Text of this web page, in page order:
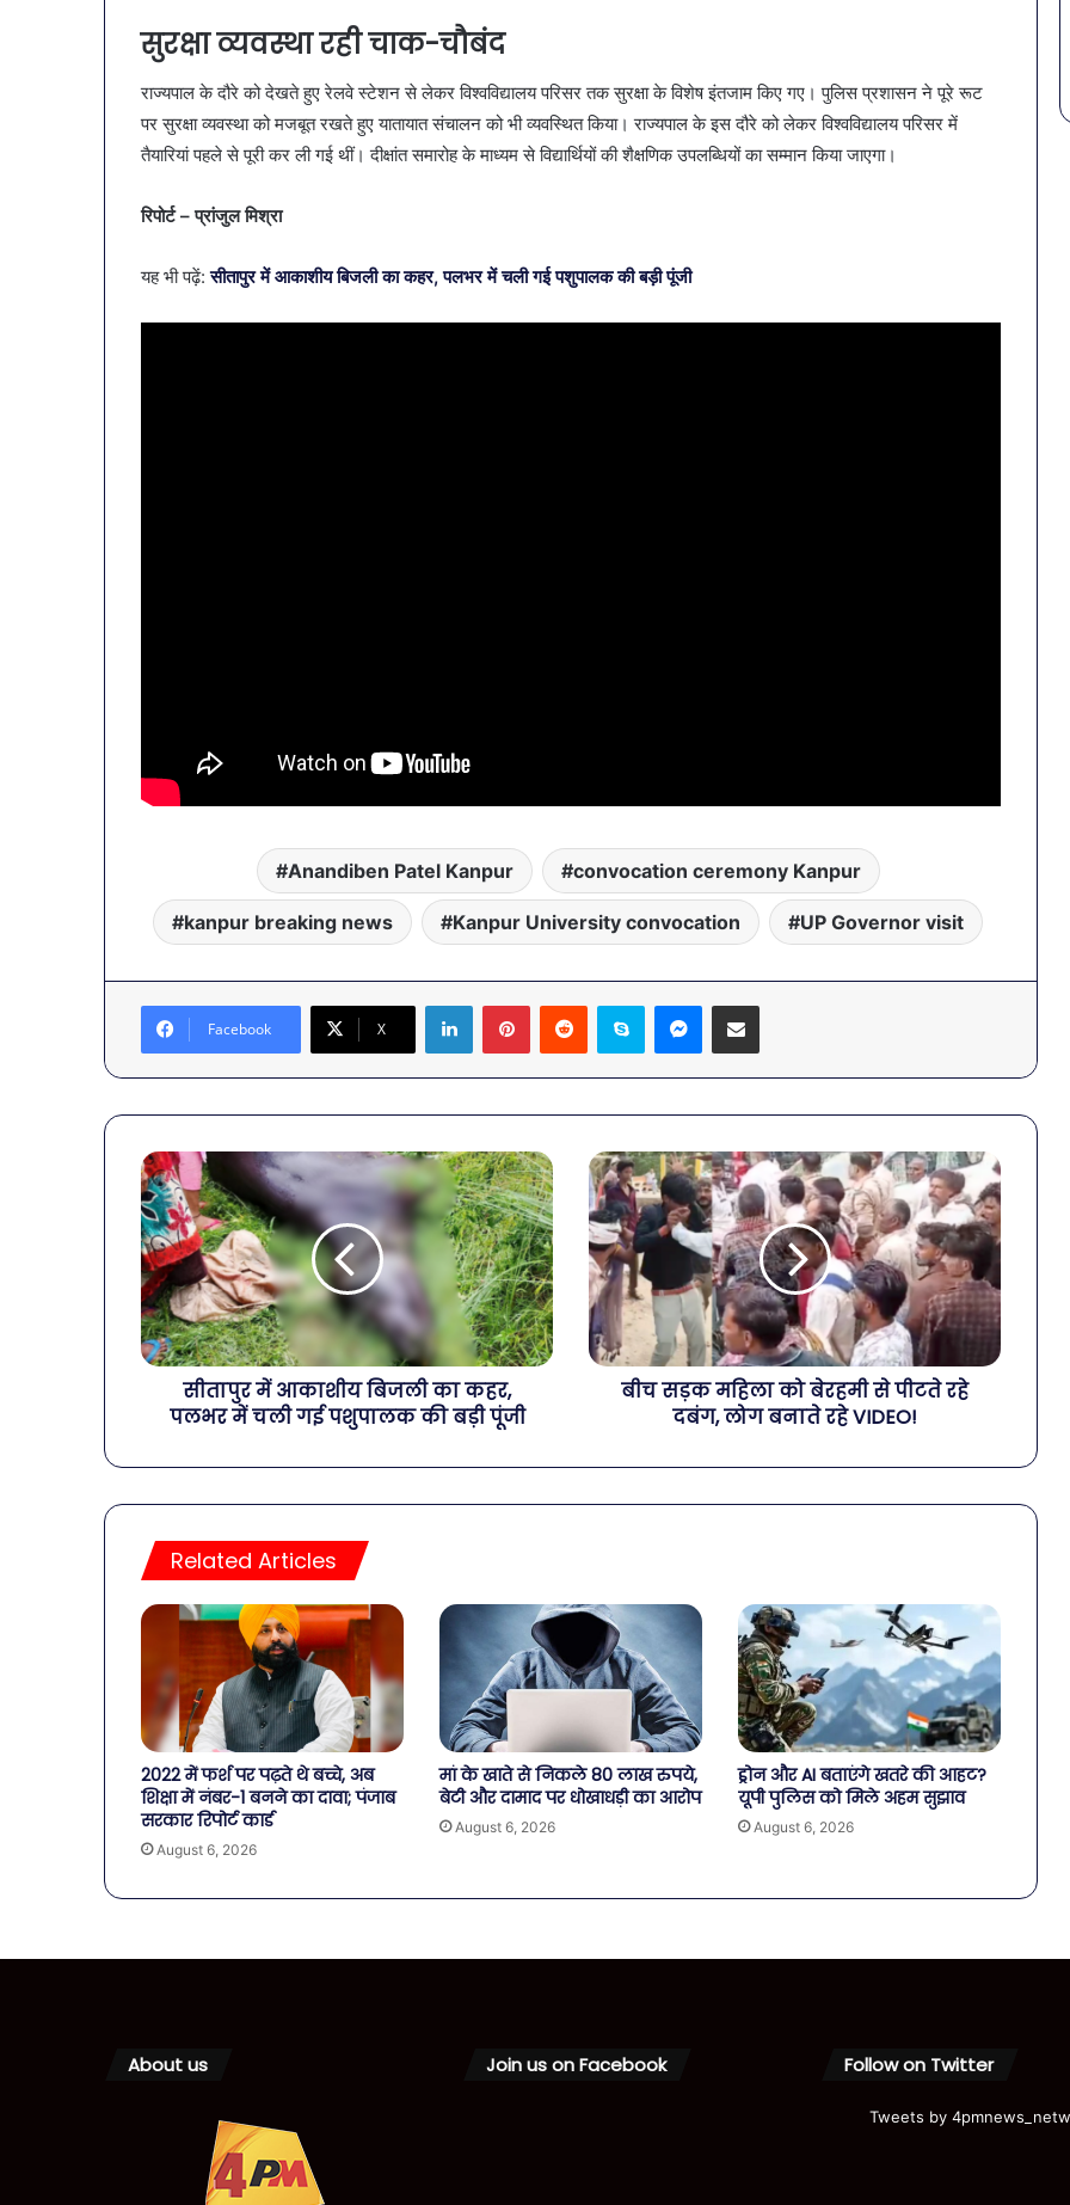
सुरक्षा व्यवस्था रही चाक-चौबंद
राज्यपाल के दौरे को देखते हुए रेलवे स्टेशन से लेकर विश्वविद्यालय परिसर तक सुरक्षा के विशेष इंतजाम किए गए। पुलिस प्रशासन ने पूरे रूट
पर सुरक्षा व्यवस्था को मजबूत रखते हुए यातायात संचालन को भी व्यवस्थित किया। राज्यपाल के इस दौरे को लेकर विश्वविद्यालय परिसर में
तैयारियां पहले से पूरी कर ली गई थीं। दीक्षांत समारोह के माध्यम से विद्यार्थियों की शैक्षणिक उपलब्धियों का सम्मान किया जाएगा।
रिपोर्ट – प्रांजुल मिश्रा
यह भी पढ़ें: सीतापुर में आकाशीय बिजली का कहर, पलभर में चली गई पशुपालक की बड़ी पूंजी
Anandiben Patel Kanpur convocation ceremony Kanpur
kanpur breaking news Kanpur University convocation UP Governor visit
Facebook X
LinkedInPinterestReddit Skype Messenger
Share via Email
सीतापुर में आकाशीय बिजली का कहर,
पलभर में चली गई पशुपालक की बड़ी पूंजी
बीच सड़क महिला को बेरहमी से पीटते रहे
दबंग, लोग बनाते रहे VIDEO!
Related Articles
2022 में फर्श पर पढ़ते थे बच्चे, अब
शिक्षा में नंबर-1 बनने का दावा; पंजाब
सरकार रिपोर्ट कार्ड
August 6, 2026
मां के खाते से निकले 80 लाख रुपये,
बेटी और दामाद पर धोखाधड़ी का आरोप
August 6, 2026
ड्रोन और AI बताएंगे खतरे की आहट?
यूपी पुलिस को मिले अहम सुझाव
August 6, 2026
About us Join us on Facebook Follow on Twitter
Tweets by